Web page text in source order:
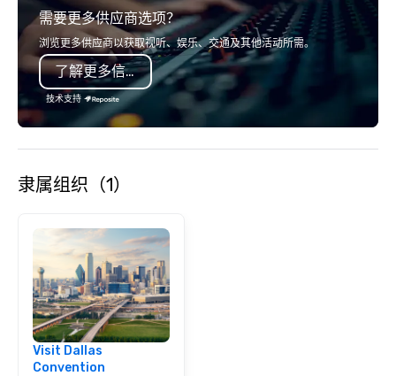
需要更多供应商选项？
浏览更多供应商以获取视听、娱乐、交通及其他活动所需。
了解更多信息
技术支持
隶属组织（1）
Visit Dallas
Convention